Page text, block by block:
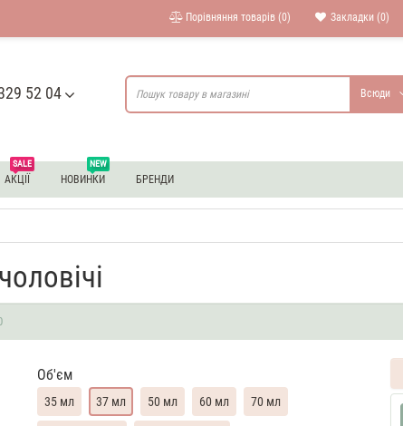
Закладки (0)
Порівняння товарів (0)
52 04 Всюди
SALE
АКЦІЇ
NEW
НОВИНКИ БРЕНДИ
Об'єм
35 мл 37 мл 50 мл 60 мл 70 мл